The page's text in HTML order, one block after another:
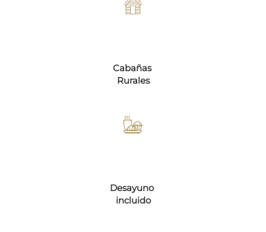
Cabañas
Rurales
Desayuno
incluido